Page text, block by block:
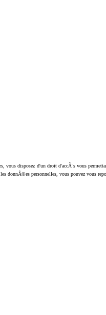
disposez d'un droit d'accÃ¨s vous
donnÃ©es personnelles, vous pouvez vous